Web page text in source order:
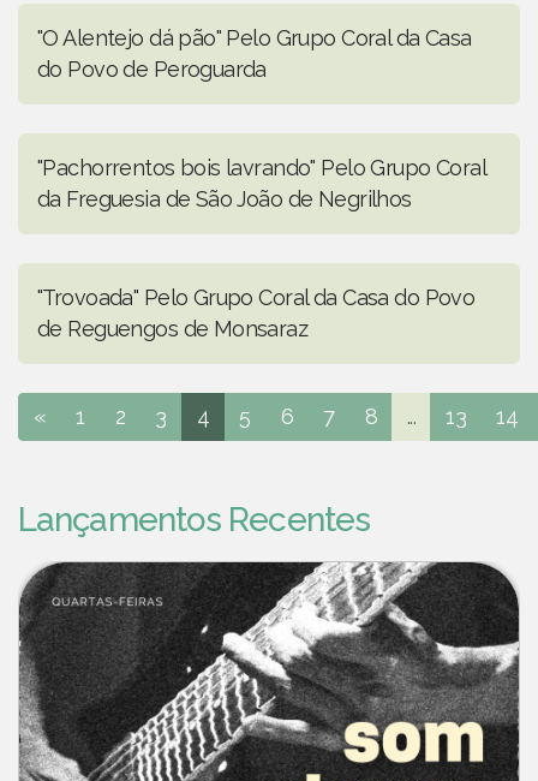
"O Alentejo dá pão" Pelo Grupo Coral da Casa
do Povo de Peroguarda
"Pachorrentos bois lavrando" Pelo Grupo Coral
da Freguesia de São João de Negrilhos
"Trovoada" Pelo Grupo Coral da Casa do Povo
de Reguengos de Monsaraz
« 1 2 3 4 5 6 7 8 ... 13 14
Lançamentos Recentes